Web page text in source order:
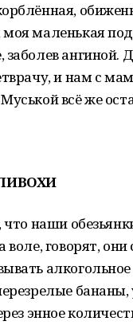
маленькая
ангиной.
и нам с
всё же
что наши
воле, говорят,
энное